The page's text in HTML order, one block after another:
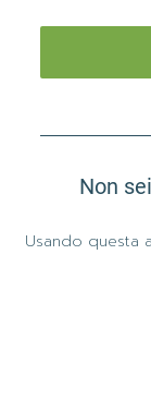
Non
Usando questa